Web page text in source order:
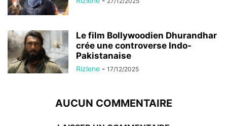
Le film Bollywoodien Dhurandhar
crée une controverse Indo-
Pakistanaise
Rizlene - 17/12/2025
AUCUN COMMENTAIRE